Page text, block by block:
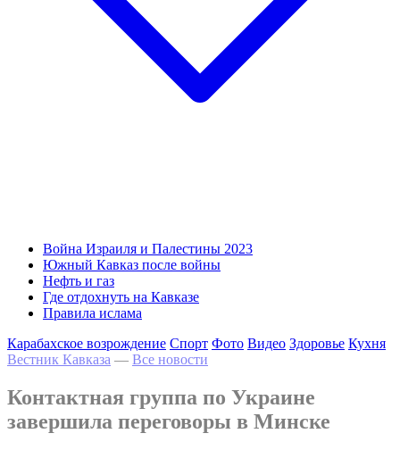
Война Израиля и Палестины 2023
Южный Кавказ после войны
Нефть и газ
Где отдохнуть на Кавказе
Правила ислама
Карабахское возрождение Спорт Фото Видео Здоровье Кухня
Вестник Кавказа — Все новости
Контактная группа по Украине
завершила переговоры в Минске